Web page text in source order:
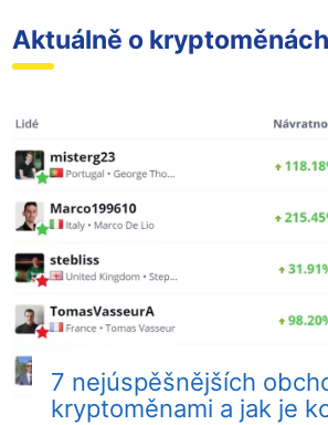
Aktuálně o
7 nejúspěšnějších
kryptoměnami a jak je